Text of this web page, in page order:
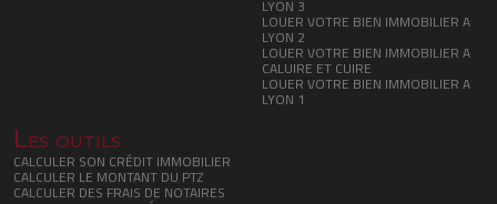
LYON 3
LOUER VOTRE BIEN IMMOBILIER A
LYON 2
LOUER VOTRE BIEN IMMOBILIER A
CALUIRE ET CUIRE
LOUER VOTRE BIEN IMMOBILIER A
LYON 1
Les outils
CALCULER SON CRÉDIT IMMOBILIER
CALCULER LE MONTANT DU PTZ
CALCULER DES FRAIS DE NOTAIRES